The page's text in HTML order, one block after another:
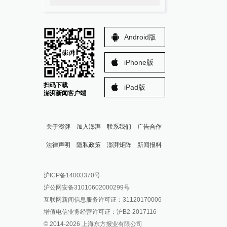
扫码下载
澎湃新闻客户端
Android版
iPhone版
iPad版
关于澎湃 加入澎湃 联系我们 广告合作
法律声明 隐私政策 澎湃矩阵
澎湃新闻公众号
澎湃新闻抖音号
派生万物开放平台
IP SHANGHAI
新闻报料
报料邮箱: news@thepaper.cn
沪ICP备14003370号
沪公网安备31010602000299号
互联网新闻信息服务许可证：31120170006
增值电信业务经营许可证：沪B2-2017116
© 2014-2026 上海东方报业有限公司